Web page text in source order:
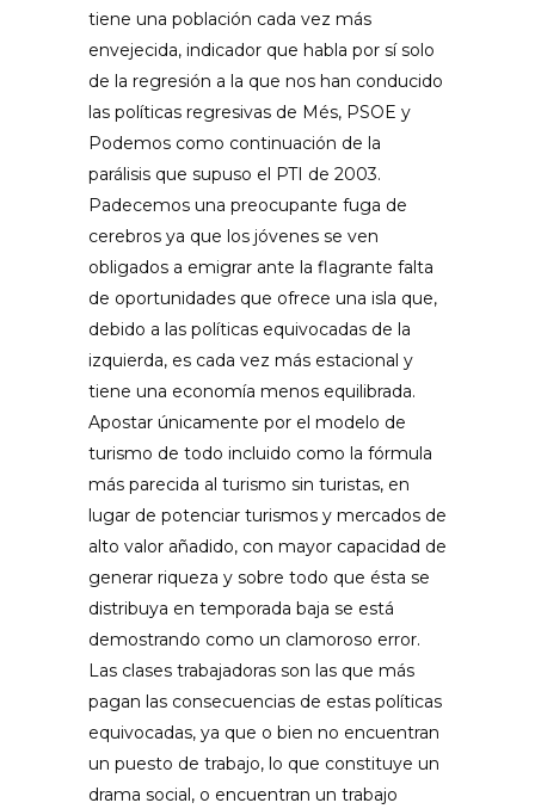
tiene una población cada vez más
envejecida, indicador que habla por sí solo
de la regresión a la que nos han conducido
las políticas regresivas de Més, PSOE y
Podemos como continuación de la
parálisis que supuso el PTI de 2003.
Padecemos una preocupante fuga de
cerebros ya que los jóvenes se ven
obligados a emigrar ante la flagrante falta
de oportunidades que ofrece una isla que,
debido a las políticas equivocadas de la
izquierda, es cada vez más estacional y
tiene una economía menos equilibrada.
Apostar únicamente por el modelo de
turismo de todo incluido como la fórmula
más parecida al turismo sin turistas, en
lugar de potenciar turismos y mercados de
alto valor añadido, con mayor capacidad de
generar riqueza y sobre todo que ésta se
distribuya en temporada baja se está
demostrando como un clamoroso error.
Las clases trabajadoras son las que más
pagan las consecuencias de estas políticas
equivocadas, ya que o bien no encuentran
un puesto de trabajo, lo que constituye un
drama social, o encuentran un trabajo